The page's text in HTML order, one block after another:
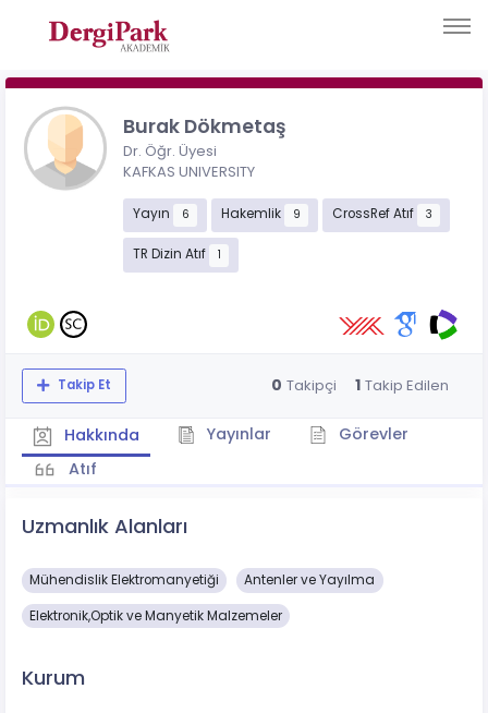
Burak Dökmetaş
Dr. Öğr. Üyesi
KAFKAS UNIVERSITY
Yayın 6 Hakemlik 9 CrossRef Atıf 3
TR Dizin Atıf 1
Takip Et 0 Takipçi 1 Takip Edilen
Hakkında Yayınlar
Görevler
Atıf
Uzmanlık Alanları
Mühendislik Elektromanyetiği Antenler ve Yayılma
Elektronik,Optik ve Manyetik Malzemeler
Kurum